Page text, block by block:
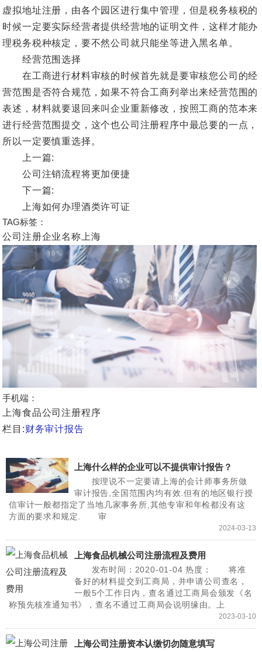
虚拟地址注册，由各个园区进行集中管理，但是税务核税的
时候一定要实际经营者提供经营地的证明文件，这样才能办
理税务税种核定，要不然公司就只能坐等进入黑名单。
经营范围选择
在工商进行材料审核的时候首先就是要审核您公司的经
营范围是否符合规范，如果不符合工商列举出来经营范围的
表述，材料就要退回来叫企业重新修改，按照工商的范本来
进行经营范围提交，这个也公司注册程序中最总要的一点，
所以一定要慎重选择。
上一篇:
公司注销流程将更加便捷
下一篇:
上海如何办理酒类许可证
TAG标签：
公司注册企业名称上海
手机端：
上海食品公司注册程序
栏目:财务审计报告
上海什么样的企业可以不提供审计报告？
按理说不一定要请上海的会计师事务所做
审计报告,全国范围内均有效.但有的地区银行授
信审计一般都指定了当地几家事务所,其他专审和年检都没有这
方面的要求和规定. 审
2024-03-13
上海食品机械公司注册流程及费用
发布时间：2020-01-04 热度： 将准
备好的材料提交到工商局，并申请公司查名，
一般5个工作日内，查名通过工商局会颁发《名
称预先核准通知书》，查名不通过工商局会说明缘由。上
2023-03-10
上海公司注册资本认缴切勿随意填写